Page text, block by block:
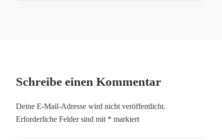
Schreibe einen Kommentar
Deine E-Mail-Adresse wird nicht veröffentlicht.
Erforderliche Felder sind mit * markiert